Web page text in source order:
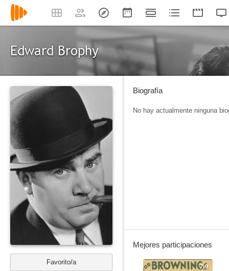
Edward Brophy
Favorito/a
Biografía
No hay actualmente ninguna
Mejores participaciones
7.9